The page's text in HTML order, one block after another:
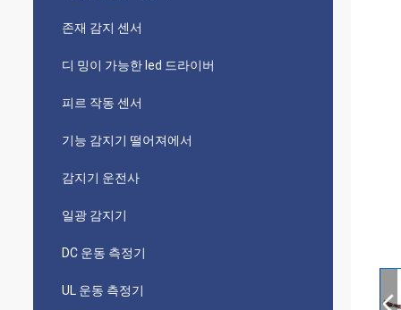
존재 감지 센서
디 밍이 가능한 led 드라이버
피르 작동 센서
기능 감지기 떨어져에서
감지기 운전사
일광 감지기
DC 운동 측정기
UL 운동 측정기